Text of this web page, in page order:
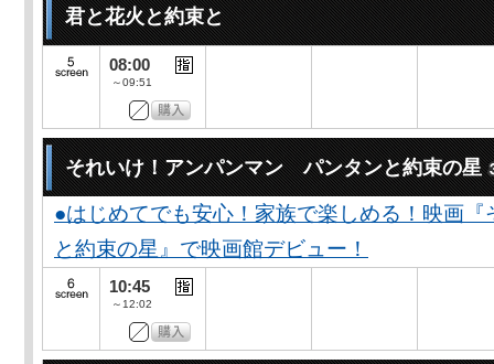
君と花火と約束と
08:00
～09:51
それいけ！アンパンマン パンタンと約束の星
●はじめてでも安心！家族で楽しめる！映画
と約束の星』で映画館デビュー！
10:45
～12:02